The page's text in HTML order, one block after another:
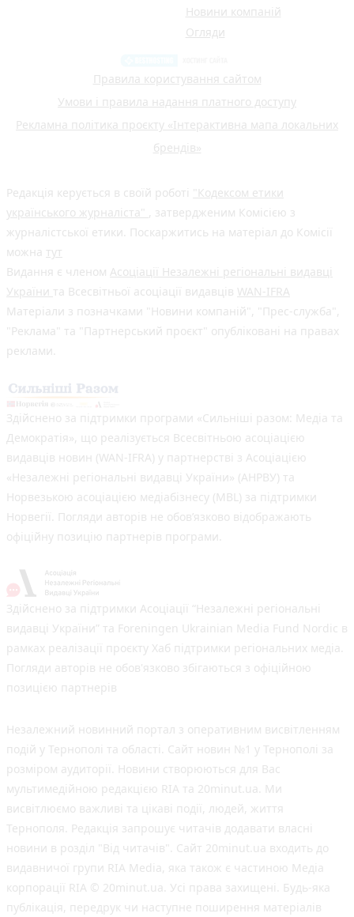
Новини компаній
Огляди
Правила користування сайтом
Умови і правила надання платного доступу
Рекламна політика проєкту «Інтерактивна мапа локальних
брендів»
Редакція керується в своїй роботі "Кодексом етики
українського журналіста" , затвердженим Комісією з
журналістської етики. Поскаржитись на матеріал до Комісії
можна тут
Видання є членом Асоціації Незалежні регіональні видавці
України та Всесвітньої асоціації видавців WAN-IFRA
Матеріали з позначками "Новини компаній", "Прес-служба",
"Реклама" та "Партнерський проєкт" опубліковані на правах
реклами.
Здійснено за підтримки програми «Сильніші разом: Медіа та
Демократія», що реалізується Всесвітньою асоціацією
видавців новин (WAN-IFRA) у партнерстві з Асоціацією
«Незалежні регіональні видавці України» (АНРВУ) та
Норвезькою асоціацією медіабізнесу (MBL) за підтримки
Норвегії. Погляди авторів не обов’язково відображають
офіційну позицію партнерів програми.
Здійснено за підтримки Асоціації “Незалежні регіональні
видавці України” та Foreningen Ukrainian Media Fund Nordic в
рамках реалізації проєкту Хаб підтримки регіональних медіа.
Погляди авторів не обов'язково збігаються з офіційною
позицією партнерів
Незалежний новинний портал з оперативним висвітленням
подій у Тернополі та області. Сайт новин №1 у Тернополі за
розміром аудиторії. Новини створюються для Вас
мультимедійною редакцією RIA та 20minut.ua. Ми
висвітлюємо важливі та цікаві події, людей, життя
Тернополя. Редакція запрошує читачів додавати власні
новини в розділ "Від читачів". Сайт 20minut.ua входить до
видавничої групи RIA Media, яка також є частиною Медіа
корпорації RIA © 20minut.ua. Усі права захищені. Будь-яка
публiкацiя, передрук чи наступне поширення матеріалів